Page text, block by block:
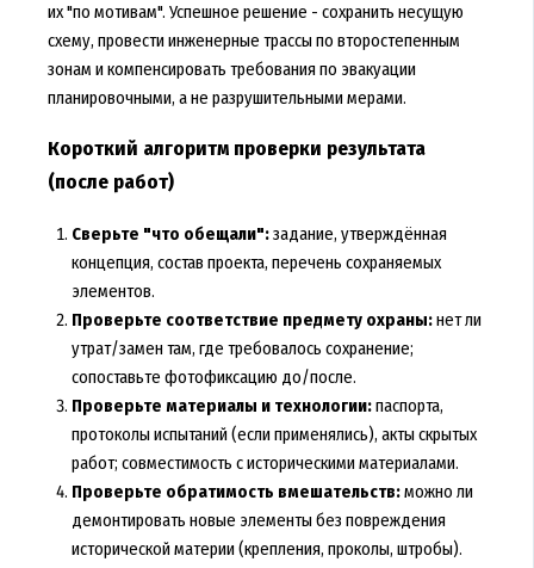
их "по мотивам". Успешное решение - сохранить несущую
схему, провести инженерные трассы по второстепенным
зонам и компенсировать требования по эвакуации
планировочными, а не разрушительными мерами.
Короткий алгоритм проверки результата
(после работ)
Сверьте "что обещали":задание, утверждённая
концепция, состав проекта, перечень сохраняемых
элементов.
Проверьте соответствие предмету охраны:нет ли
утрат/замен там, где требовалось сохранение;
сопоставьте фотофиксацию до/после.
Проверьте материалы и технологии:паспорта,
протоколы испытаний (если применялись), акты скрытых
работ; совместимость с историческими материалами.
Проверьте обратимость вмешательств:можно ли
демонтировать новые элементы без повреждения
исторической материи (крепления, проколы, штробы).